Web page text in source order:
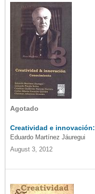
Agotado
Creatividad e
Eduardo Martínez Jáuregui
August 3, 2012